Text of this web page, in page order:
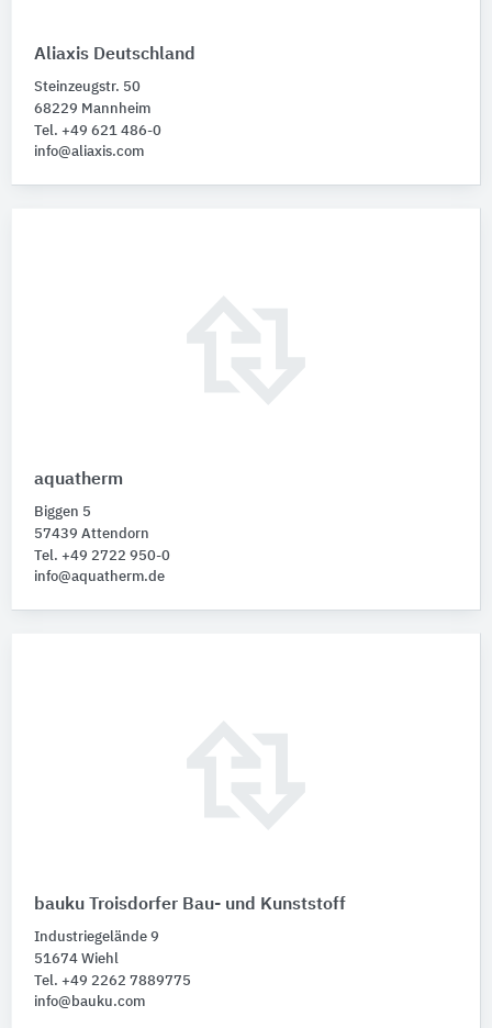
Aliaxis Deutschland
Steinzeugstr. 50
68229 Mannheim
Tel. +49 621 486-0
info@aliaxis.com
aquatherm
Biggen 5
57439 Attendorn
Tel. +49 2722 950-0
info@aquatherm.de
bauku Troisdorfer Bau- und Kunststoff
Industriegelände 9
51674 Wiehl
Tel. +49 2262 7889775
info@bauku.com